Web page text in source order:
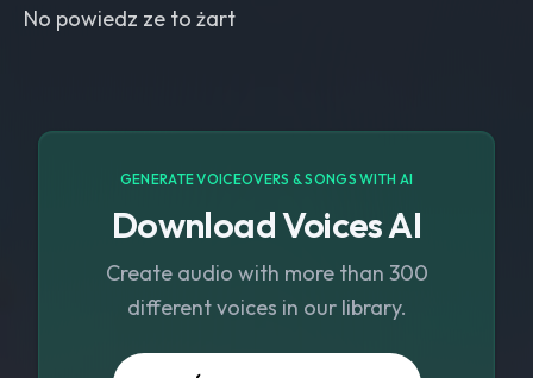
No powiedz ze to żart
GENERATE VOICEOVERS & SONGS WITH AI
Download Voices AI
Create audio with more than 300
different voices in our library.